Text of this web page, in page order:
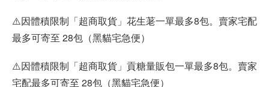
⚠️因體積限制「超商取貨」花生荖一單最多8包。賣家宅配
最多可寄至 28包（黑貓宅急便）
⚠️因體積限制「超商取貨」貢糖量販包一單最多8包。賣家
宅配最多可寄至 28包（黑貓宅急便）